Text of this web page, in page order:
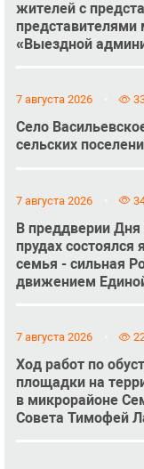
жителей с
представителями
«Выездной
7 августа 2026
Село
сельских
7 августа 2026
В преддверии Дня
прудах состоялся
семья - сильная
движением
7 августа 2026
Ход работ по
площадки на
в микрорайоне
Совета Тимофей